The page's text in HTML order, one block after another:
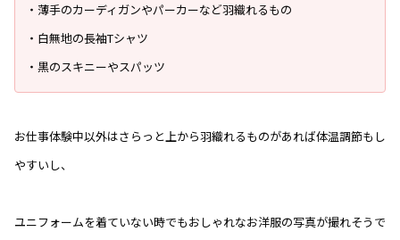
・薄手のカーディガンやパーカーなど羽織れるもの
・白無地の長袖Tシャツ
・黒のスキニーやスパッツ
お仕事体験中以外はさらっと上から羽織れるものがあれば体温調節もし
やすいし、
ユニフォームを着ていない時でもおしゃれなお洋服の写真が撮れそうで